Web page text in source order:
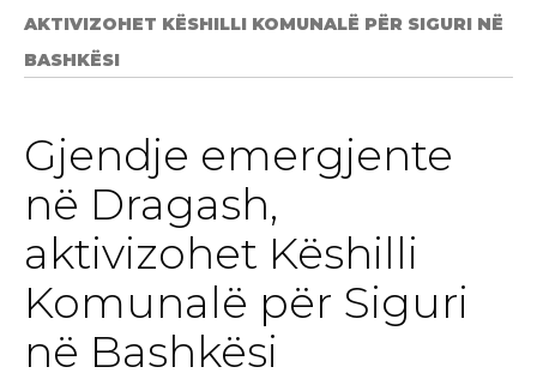
AKTIVIZOHET KËSHILLI KOMUNALË PËR SIGURI NË
BASHKËSI
Gjendje emergjente
në Dragash,
aktivizohet Këshilli
Komunalë për Siguri
në Bashkësi